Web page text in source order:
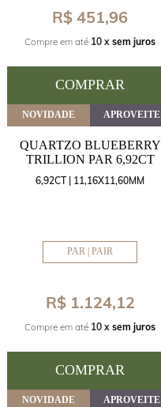
R$ 451,96
Compre em até 10 x sem juros
COMPRAR
NOVIDADE APROVEITE
QUARTZO BLUEBERRY
TRILLION PAR 6,92CT
6,92CT | 11,16X11,60MM
PAR | PAIR
R$ 1.124,12
Compre em até 10 x sem juros
COMPRAR
NOVIDADE APROVEITE